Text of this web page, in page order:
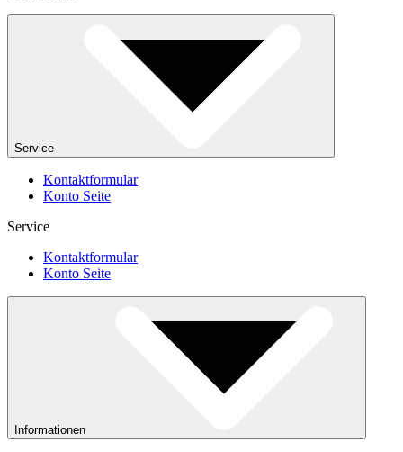
Service
Kontaktformular
Konto Seite
Service
Kontaktformular
Konto Seite
Informationen